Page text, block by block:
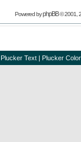
Powered byphpBB© 2001,
Plucker Text | Plucker Color